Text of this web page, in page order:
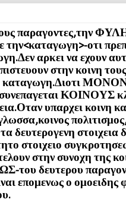
παραγοντες,την
οτι
αρκει να εχουν
στην κοινη τους
καταγωγη.Διοτι
ΚΟΙΝΟΥΣ
υπαρχει κοινη
δευτερογενη στοιχεια
στοιχειο
στην συνοχη της
του δευτερου
επομενως ο ομοειδης